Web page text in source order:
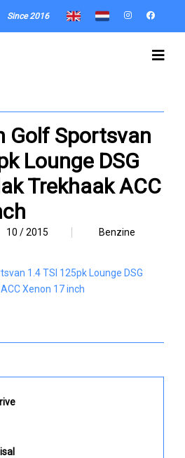
Since 2016
Golf Sportsvan
Lounge DSG
Trekhaak ACC
10 / 2015
Benzine